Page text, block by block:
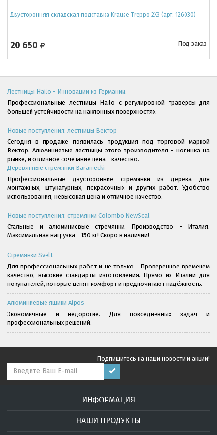
Двусторонняя складская подставка Krause Treppo 2X3 (арт. 126030)
20 650 Под заказ
Лестницы Hailo - Инновации из Германии.
Профессиональные лестницы Hailo с регулировкой траверсы для
большей устойчивости на наклонных поверхностях.
Новые поступления: лестницы Вектор
Сегодня в продаже появилась продукция под торговой маркой
Вектор. Алюминиевые лестницы этого производителя - новинка на
рынке, и отличное сочетание цена - качество.
Деревянные стремянки Baraniecki
Профессиональные двусторонние стремянки из дерева для
монтажных, штукатурных, покрасочных и других работ. Удобство
использования, невысокая цена и отличное качество.
Новые поступления: стремянки Colombo NewScal
Стальные и алюминиевые стремянки. Производство - Италия.
Максимальная нагрузка - 150 кг! Скоро в наличии!
Стремянки Svelt
Для профессиональных работ и не только... Проверенное временем
качество, высокие стандарты изготовления. Прямо из Италии для
покупателей, которые ценят комфорт и предпочитают надёжность.
Алюминиевые ящики Alpos
Экономичные и недорогие. Для повседневных задач и
профессиональных решений.
Подпишитесь на наши новости и акции!
ИНФОРМАЦИЯ
НАШИ ПРОДУКТЫ